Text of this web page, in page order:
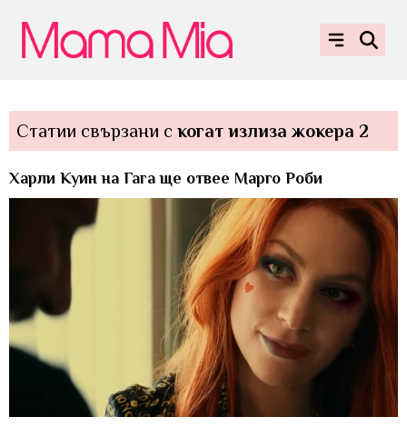
Статии свързани с когат излиза жокера 2
Харли Куин на Гага ще отвее Марго Роби